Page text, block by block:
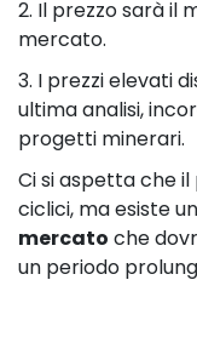
2. Il prezzo sarà il
mercato.
3. I prezzi elevati
ultima analisi,
progetti minerari.
Ci si aspetta che
ciclici, ma esiste
mercato che
un periodo